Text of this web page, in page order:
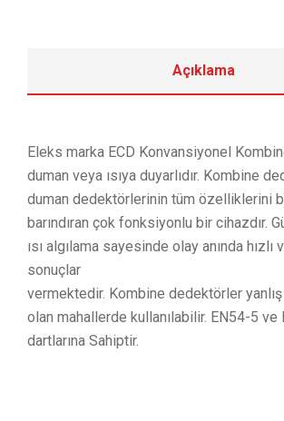
Açıklama
Eleks marka ECD Konvansiyonel
duman veya ısıya duyarlıdır. Kombine
duman dedektörlerinin tüm özelliklerini
barındıran çok fonksiyonlu bir cihazdır.
ısı algılama sayesinde olay anında hızlı
sonuçlar
vermektedir. Kombine dedektörler
olan mahallerde kullanılabilir. EN54-5 ve
dartlarına Sahiptir.